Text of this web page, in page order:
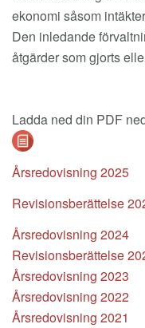
ekonomi såsom
Den inledande
åtgärder som gjorts
Ladda ned din PDF
Årsredovisning 2025
Revisionsberättelse
Årsredovisning 2024
Revisionsberättelse
Årsredovisning 2023
Årsredovisning 2022
Årsredovisning 2021